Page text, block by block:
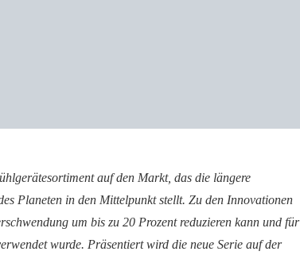
auf den Markt, das die längere
Planeten in den Mittelpunkt stellt. Zu den Innovationen
um bis zu 20 Prozent reduzieren kann und für
wurde. Präsentiert wird die neue Serie auf der